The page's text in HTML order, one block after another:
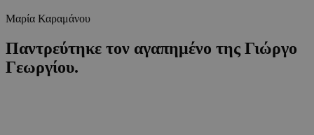
Μαρία Καραμάνου
Παντρεύτηκε τον αγαπημένο της Γιώργο
Γεωργίου.